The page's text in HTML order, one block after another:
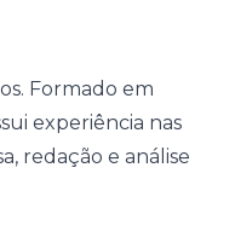
Formado em
experiência nas
redação e análise